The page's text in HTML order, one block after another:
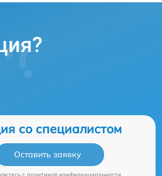
со специалистом
Оставить заявку
c политикой конфиденциальности